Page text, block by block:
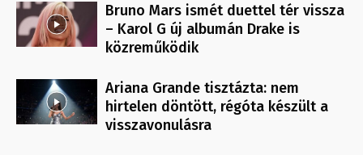
Bruno Mars ismét duettel tér vissza
– Karol G új albumán Drake is
közreműködik
Ariana Grande tisztázta: nem
hirtelen döntött, régóta készült a
visszavonulásra